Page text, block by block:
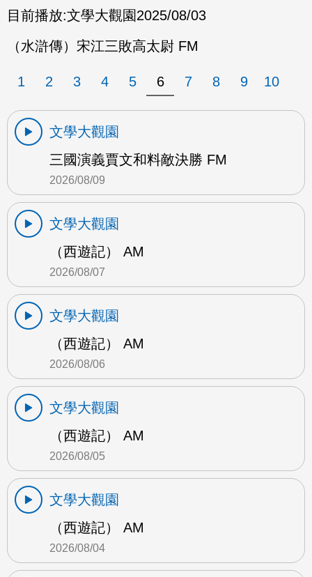
目前播放:文學大觀園2025/08/03
（水滸傳）宋江三敗高太尉 FM
1 2 3 4 5 6 7 8 9 10
文學大觀園
三國演義賈文和料敵決勝 FM
2026/08/09
文學大觀園
（西遊記） AM
2026/08/07
文學大觀園
（西遊記） AM
2026/08/06
文學大觀園
（西遊記） AM
2026/08/05
文學大觀園
（西遊記） AM
2026/08/04